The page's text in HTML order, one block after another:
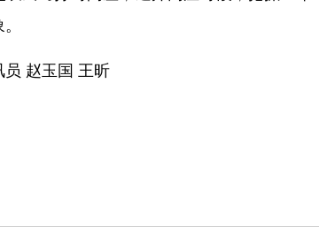
赵玉国 王昕